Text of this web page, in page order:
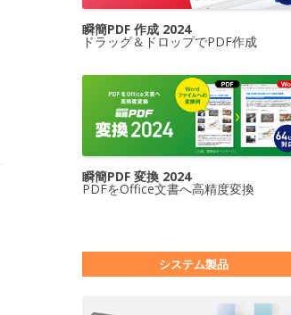
瞬簡PDF 作成 2024
ドラッグ＆ドロップでPDF作成
瞬簡PDF 変換 2024
PDFをOffice文書へ高精度変換
システム製品